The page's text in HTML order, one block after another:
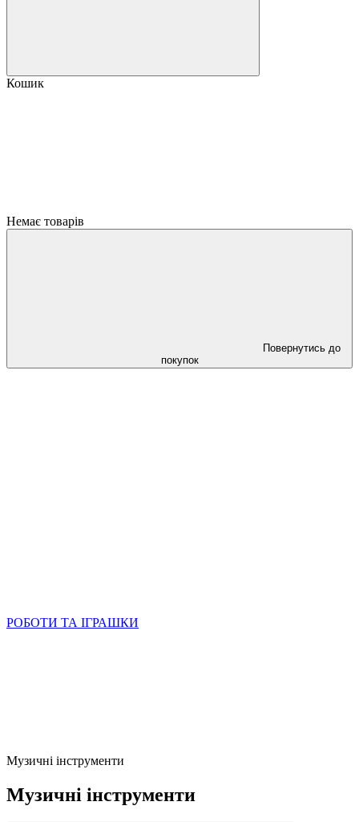
Кошик
Немає товарів
Повернутись до
покупок
РОБОТИ ТА ІГРАШКИ
Музичні інструменти
Музичні інструменти